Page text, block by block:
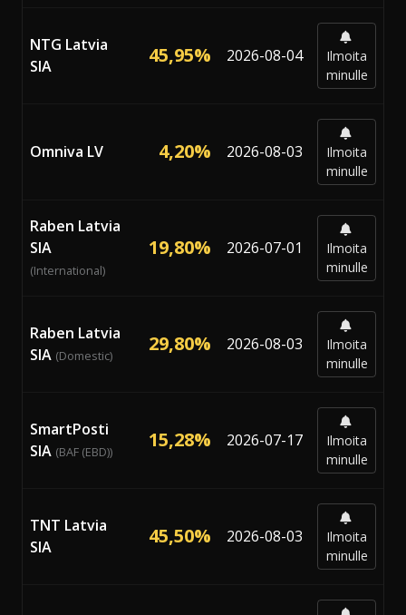
NTG Latvia
SIA
45,95% 2026-08-04
Ilmoita
minulle
Omniva LV 4,20% 2026-08-03
Ilmoita
minulle
Raben Latvia
SIA
(International)
19,80% 2026-07-01
Ilmoita
minulle
Raben Latvia
SIA (Domestic) 29,80% 2026-08-03
Ilmoita
minulle
SmartPosti
SIA (BAF (EBD)) 15,28% 2026-07-17
Ilmoita
minulle
TNT Latvia
SIA
45,50% 2026-08-03
Ilmoita
minulle